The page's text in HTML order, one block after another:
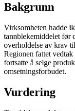
Bakgrunn
Virksomheten hadde
tannblekemiddelet før
overholdelse av krav
Regionen fattet
fortsatte å selge
omsetningsforbudet.
Vurdering